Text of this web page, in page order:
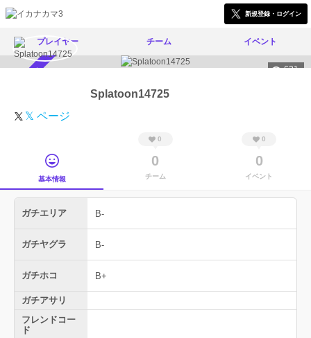
新規登録・ログイン
プレイヤー チーム イベント
621
Splatoon14725
𝕏 ページ
基本情報
0
0
チーム
0
0
イベント
ガチエリア B-
ガチヤグラ B-
ガチホコ B+
ガチアサリ
フレンドコー
ド